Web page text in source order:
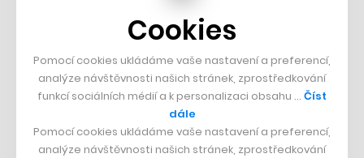
PŘÍBĚHY Z GASTRA
Boční projekt, co se zvrtnul
Francouzský šéfkuchař na Šumavě
Dva golfisti, co pečou
Cookies
Pomocí cookies ukládáme vaše nastavení a preferencí,
analýze návštěvnosti našich stránek, zprostředkování
funkcí sociálních médií a k personalizaci obsahu … Číst
dále
Pomocí cookies ukládáme vaše nastavení a preferencí,
analýze návštěvnosti našich stránek, zprostředkování